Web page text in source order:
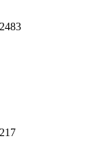
2483
217